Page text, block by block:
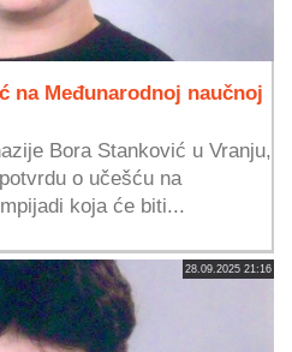
na Međunarodnoj naučnoj
Bora Stanković u Vranju,
o učešću na
koja će biti...
28.09.2025 21:16